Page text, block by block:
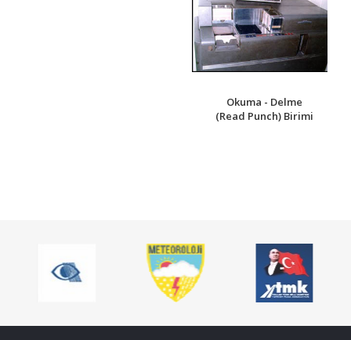
Okuma - Delme
(Read Punch) Birimi